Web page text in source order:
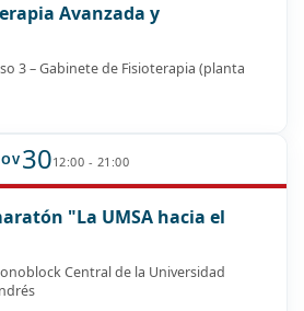
Avanzada y
3 – Gabinete de Fisioterapia (planta
3012:00 - 21:00
"La UMSA hacia el
Central de la Universidad